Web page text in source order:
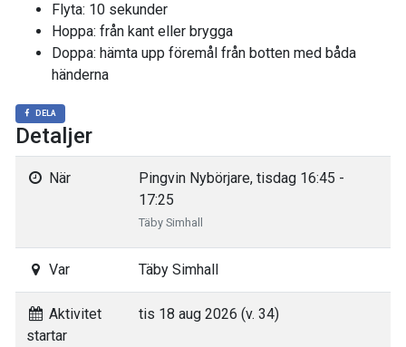
Flyta: 10 sekunder
Hoppa: från kant eller brygga
Doppa: hämta upp föremål från botten med båda
händerna
DELA
Detaljer
När
Pingvin Nybörjare, tisdag 16:45 -
17:25
Täby Simhall
Var Täby Simhall
Aktivitet
startar
tis 18 aug 2026 (v. 34)